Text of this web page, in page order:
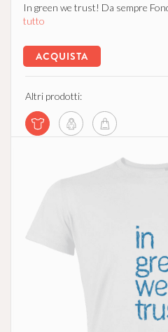
In green we trust! Da sempre
tutto
ACQUISTA
Altri prodotti: